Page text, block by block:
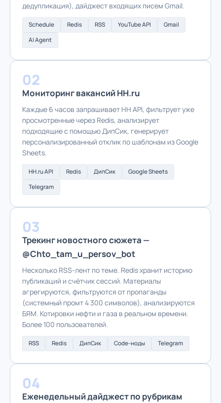
дедупликация), дайджест входящих писем Gmail.
Schedule Redis RSS YouTube API
Gmail
AI Agent
02
Мониторинг вакансий HH.ru
Каждые 6 часов запрашивает HH API, фильтрует уже
просмотренные через Redis, анализирует
подходящие с помощью ДипСик, генерирует
персонализированный отклик по шаблонам из Google
Sheets.
HH.ru API Redis ДипСик
Google Sheets
Telegram
03
Трекинг новостного сюжета —
@Chto_tam_u_persov_bot
Несколько RSS-лент по теме. Redis хранит историю
публикаций и счётчик сессий. Материалы
агрегируются, фильтруются от пропаганды
(системный промт 4 300 символов), анализируются
БЯМ. Котировки нефти и газа в реальном времени.
Более 100 пользователей.
RSS Redis ДипСик Code-ноды Telegram
04
Еженедельный дайджест по рубрикам